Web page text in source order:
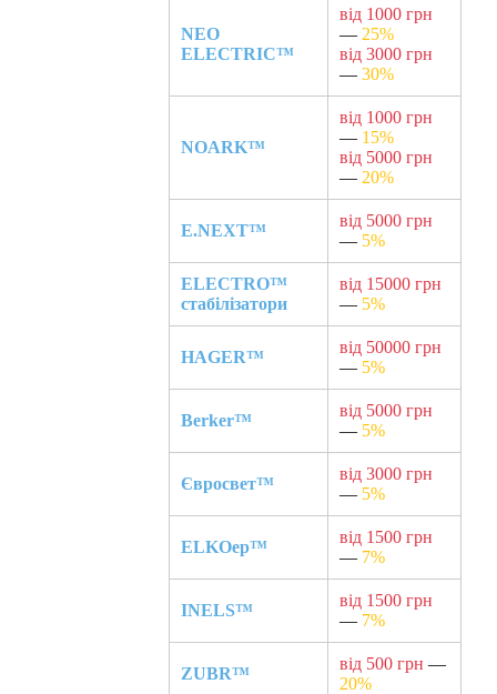
NEO
ELECTRIC™
від 1000 грн
— 25%
від 3000 грн
— 30%
NOARK™
від 1000 грн
— 15%
від 5000 грн
— 20%
E.NEXT™
від 5000 грн
— 5%
ELECTRO™
стабілізатори
від 15000 грн
— 5%
HAGER™
від 50000 грн
— 5%
Berker™
від 5000 грн
— 5%
Євросвет™
від 3000 грн
— 5%
ELKOep™
від 1500 грн
— 7%
INELS™
від 1500 грн
— 7%
ZUBR™
від 500 грн —
20%